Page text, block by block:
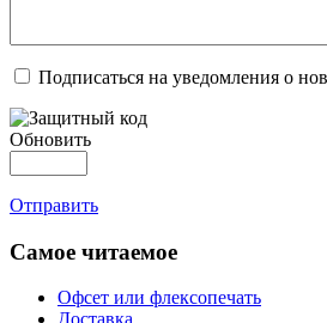
Подписаться на уведомления о
Обновить
Отправить
Самое читаемое
Офсет или флексопечать